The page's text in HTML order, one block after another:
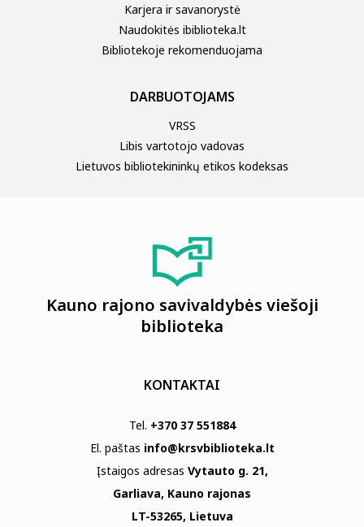
Karjera ir savanorystė
Naudokitės ibiblioteka.lt
Bibliotekoje rekomenduojama
DARBUOTOJAMS
VRSS
Libis vartotojo vadovas
Lietuvos bibliotekininkų etikos kodeksas
Kauno rajono savivaldybės viešoji
biblioteka
KONTAKTAI
Tel. +370 37 551884
El. paštas info@krsvbiblioteka.lt
Įstaigos adresas Vytauto g. 21,
Garliava, Kauno rajonas
LT-53265, Lietuva